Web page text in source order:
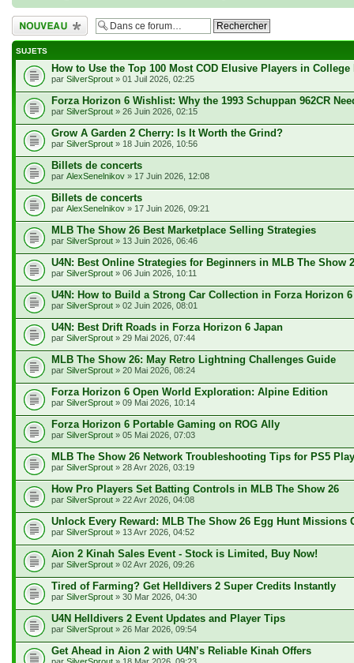
Écrire un nouveau
sujet
SUJETS
How to Use the Top 100 Most COD Elusive Players in College
par SilverSprout » 01 Juil 2026, 02:25
Forza Horizon 6 Wishlist: Why the 1993 Schuppan 962CR
par SilverSprout » 26 Juin 2026, 02:15
Grow A Garden 2 Cherry: Is It Worth the Grind?
par SilverSprout » 18 Juin 2026, 10:56
Billets de concerts
par AlexSenelnikov » 17 Juin 2026, 12:08
Billets de concerts
par AlexSenelnikov » 17 Juin 2026, 09:21
MLB The Show 26 Best Marketplace Selling Strategies
par SilverSprout » 13 Juin 2026, 06:46
U4N: Best Online Strategies for Beginners in MLB The Show
par SilverSprout » 06 Juin 2026, 10:11
U4N: How to Build a Strong Car Collection in Forza Horizon 6
par SilverSprout » 02 Juin 2026, 08:01
U4N: Best Drift Roads in Forza Horizon 6 Japan
par SilverSprout » 29 Mai 2026, 07:44
MLB The Show 26: May Retro Lightning Challenges Guide
par SilverSprout » 20 Mai 2026, 08:24
Forza Horizon 6 Open World Exploration: Alpine Edition
par SilverSprout » 09 Mai 2026, 10:14
Forza Horizon 6 Portable Gaming on ROG Ally
par SilverSprout » 05 Mai 2026, 07:03
MLB The Show 26 Network Troubleshooting Tips for PS5
par SilverSprout » 28 Avr 2026, 03:19
How Pro Players Set Batting Controls in MLB The Show 26
par SilverSprout » 22 Avr 2026, 04:08
Unlock Every Reward: MLB The Show 26 Egg Hunt Missions
par SilverSprout » 13 Avr 2026, 04:52
Aion 2 Kinah Sales Event - Stock is Limited, Buy Now!
par SilverSprout » 02 Avr 2026, 09:26
Tired of Farming? Get Helldivers 2 Super Credits Instantly
par SilverSprout » 30 Mar 2026, 04:30
U4N Helldivers 2 Event Updates and Player Tips
par SilverSprout » 26 Mar 2026, 09:54
Get Ahead in Aion 2 with U4N’s Reliable Kinah Offers